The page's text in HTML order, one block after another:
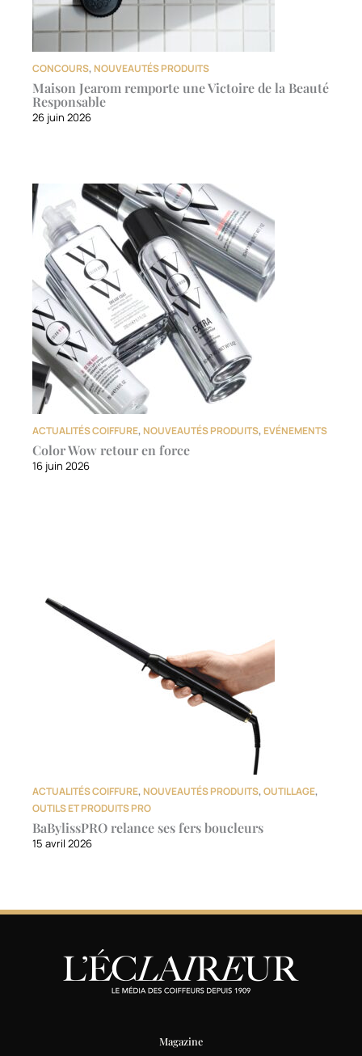
CONCOURS, NOUVEAUTÉS PRODUITS
Maison Jearom remporte une Victoire de la Beauté
Responsable
26 juin 2026
ACTUALITÉS COIFFURE, NOUVEAUTÉS PRODUITS, EVÉNEMENTS
Color Wow retour en force
16 juin 2026
ACTUALITÉS COIFFURE, NOUVEAUTÉS PRODUITS,OUTILLAGE,
OUTILS ET PRODUITS PRO
BaBylissPRO relance ses fers boucleurs
15 avril 2026
Magazine